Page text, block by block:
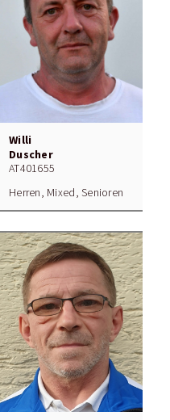
Willi
Duscher
AT401655
Herren, Mixed, Senioren